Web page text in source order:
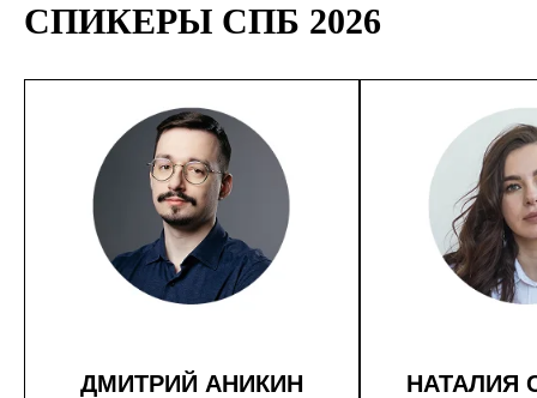
СПИКЕРЫ СПБ 2026
ДМИТРИЙ АНИКИН НАТАЛИЯ